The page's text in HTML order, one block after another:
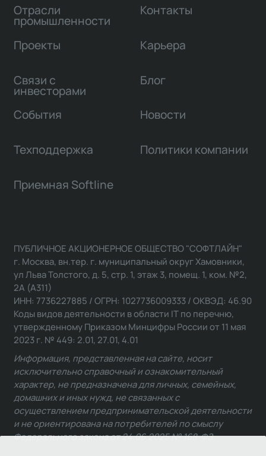
Отрасли
промышленности
Проекты
Связи с
инвесторами
Контакты
Карьера
Блог
События Новости
Техподдержка Политики компании
Приемная Softline
ПУБЛИЧНОЕ АКЦИОНЕРНОЕ ОБЩЕСТВО "СОФТЛАЙН"
г. Москва, вн.тер. г. муниципальный округ Хамовники,
ул Льва Толстого, д. 5, стр. 1, этаж 3, помещ. 1, ком. №2,
2А (А311)
ИНН: 7736227885 / ОГРН: 1027736009333 / ОКВЭД: 46.90
Коды видов деятельности в области IT по перечню,
утвержденному Приказом Минцифры России от 11 мая
2023 г. № 449: 2.01, 27.01, 4.01
Информация, представленная на сайте, носит
исключительно справочный и ознакомительный
характер, не предназначена для личных, семейных,
домашних и иных нужд, не связанных с
осуществлением предпринимательской деятельности
и не ориентирована на потребителей по смыслу
Федерального закона от 24.06.2025 № 168-ФЗ.